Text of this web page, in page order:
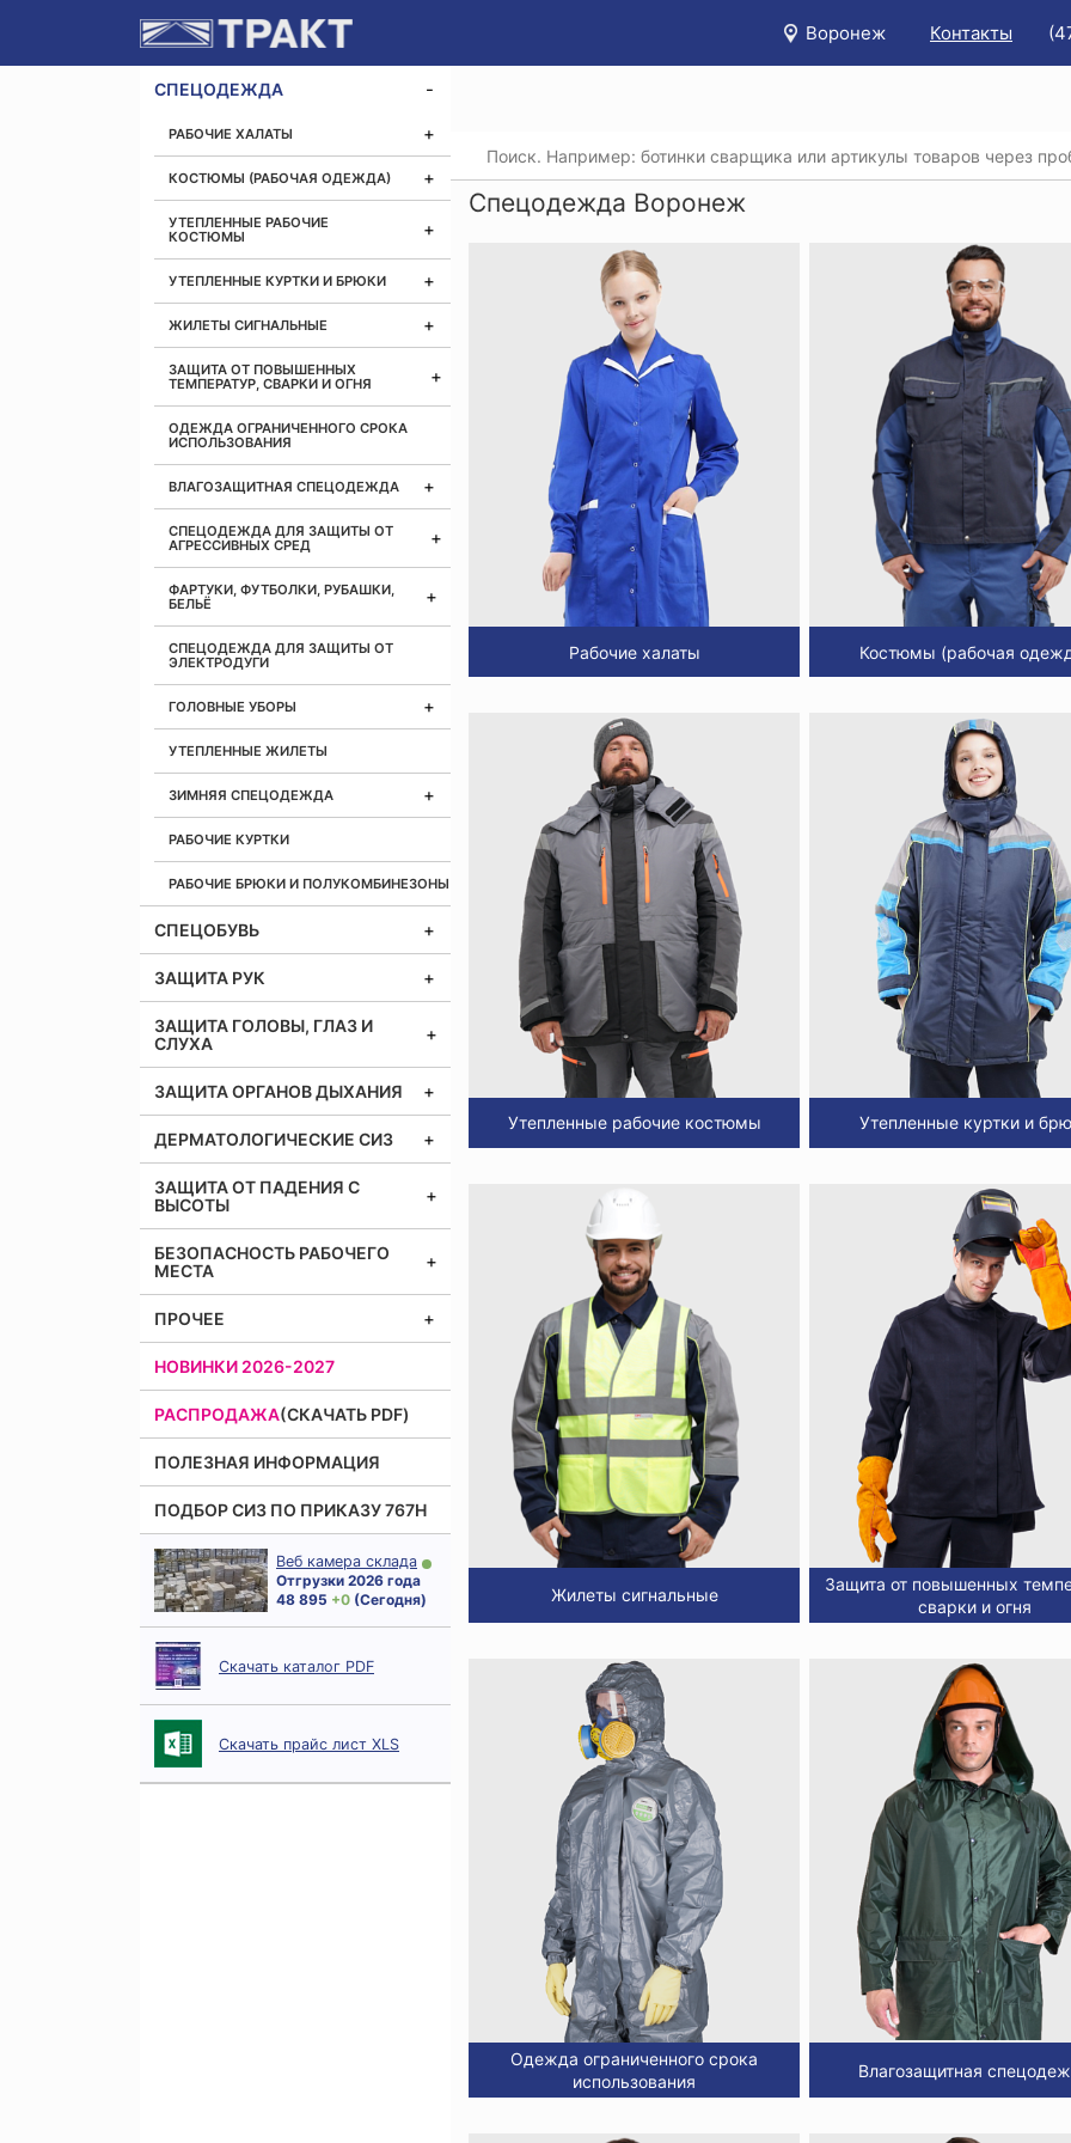
Воронеж Контакты
СПЕЦОДЕЖДА
РАБОЧИЕ ХАЛАТЫ
КОСТЮМЫ (РАБОЧАЯ ОДЕЖДА)
УТЕПЛЕННЫЕ РАБОЧИЕ
КОСТЮМЫ
УТЕПЛЕННЫЕ КУРТКИ И БРЮКИ
ЖИЛЕТЫ СИГНАЛЬНЫЕ
ЗАЩИТА ОТ ПОВЫШЕННЫХ
ТЕМПЕРАТУР, СВАРКИ И ОГНЯ
ОДЕЖДА ОГРАНИЧЕННОГО СРОКА
ИСПОЛЬЗОВАНИЯ
ВЛАГОЗАЩИТНАЯ СПЕЦОДЕЖДА
СПЕЦОДЕЖДА ДЛЯ ЗАЩИТЫ ОТ
АГРЕССИВНЫХ СРЕД
ФАРТУКИ, ФУТБОЛКИ, РУБАШКИ,
БЕЛЬЁ
СПЕЦОДЕЖДА ДЛЯ ЗАЩИТЫ ОТ
ЭЛЕКТРОДУГИ
ГОЛОВНЫЕ УБОРЫ
УТЕПЛЕННЫЕ ЖИЛЕТЫ
ЗИМНЯЯ СПЕЦОДЕЖДА
РАБОЧИЕ КУРТКИ
РАБОЧИЕ БРЮКИ И ПОЛУКОМБИНЕЗОНЫ
СПЕЦОБУВЬ
ЗАЩИТА РУК
ЗАЩИТА ГОЛОВЫ, ГЛАЗ И
СЛУХА
ЗАЩИТА ОРГАНОВ ДЫХАНИЯ
ДЕРМАТОЛОГИЧЕСКИЕ СИЗ
ЗАЩИТА ОТ ПАДЕНИЯ С
ВЫСОТЫ
БЕЗОПАСНОСТЬ РАБОЧЕГО
МЕСТА
ПРОЧЕЕ
НОВИНКИ 2026-2027
РАСПРОДАЖА(СКАЧАТЬ PDF)
ПОЛЕЗНАЯ ИНФОРМАЦИЯ
ПОДБОР СИЗ ПО ПРИКАЗУ 767Н
Веб камера склада
Отгрузки 2026 года
48 895 + 0 (Сегодня)
Скачать каталог PDF
Скачать прайс лист XLS
Спецодежда Воронеж
Рабочие халаты Костюмы (рабочая
Утепленные рабочие костюмы Утепленные куртки и
Жилеты сигнальные
Защита от повышенных
сварки и огня
Одежда ограниченного срока
использования
Влагозащитная